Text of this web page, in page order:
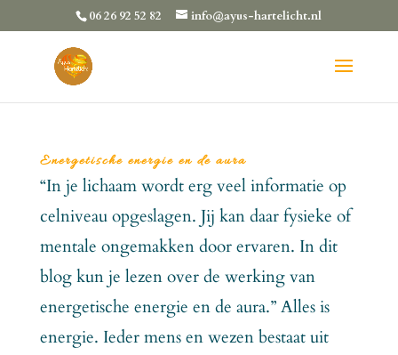
06 26 92 52 82 info@ayus-hartelicht.nl
Energetische energie en de aura
“In je lichaam wordt erg veel informatie op
celniveau opgeslagen. Jij kan daar fysieke of
mentale ongemakken door ervaren. In dit
blog kun je lezen over de werking van
energetische energie en de aura.” Alles is
energie. Ieder mens en wezen bestaat uit